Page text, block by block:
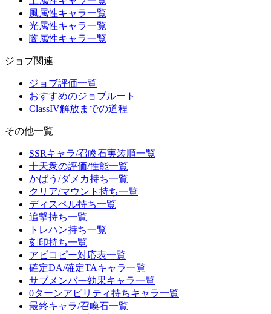
風属性キャラ一覧
光属性キャラ一覧
闇属性キャラ一覧
ジョブ関連
ジョブ評価一覧
おすすめのジョブルート
ClassIV解放までの道程
その他一覧
SSRキャラ/召喚石実装順一覧
十天衆の評価/性能一覧
かばう/ダメカ持ち一覧
クリア/マウント持ち一覧
ディスペル持ち一覧
追撃持ち一覧
トレハン持ち一覧
刻印持ち一覧
アビコピー対応表一覧
確定DA/確定TAキャラ一覧
サブメンバー効果キャラ一覧
0ターンアビリティ持ちキャラ一覧
最終キャラ/召喚石一覧